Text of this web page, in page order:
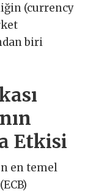
(currency
biri
Etkisi
en temel